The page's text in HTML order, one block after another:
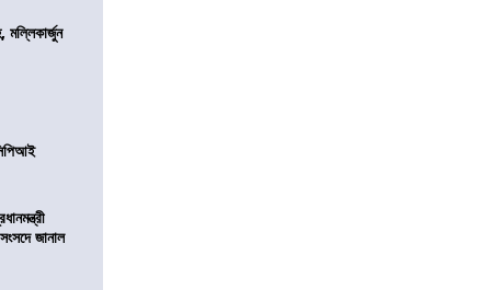
মল্লিকার্জুন
জানাল